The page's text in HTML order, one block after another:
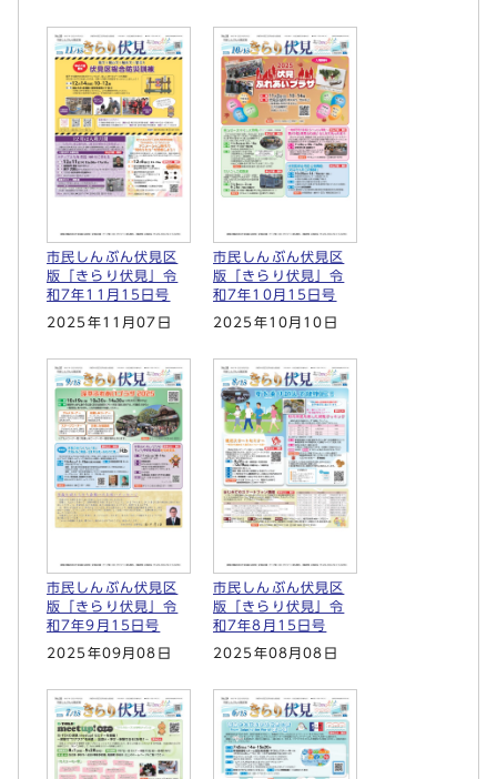
市民しんぶん伏見区
版「きらり伏見」令
和7年11月15日号
2025年11月07日
市民しんぶん伏見区
版「きらり伏見」令
和7年10月15日号
2025年10月10日
市民しんぶん伏見区
版「きらり伏見」令
和7年9月15日号
2025年09月08日
市民しんぶん伏見区
版「きらり伏見」令
和7年8月15日号
2025年08月08日